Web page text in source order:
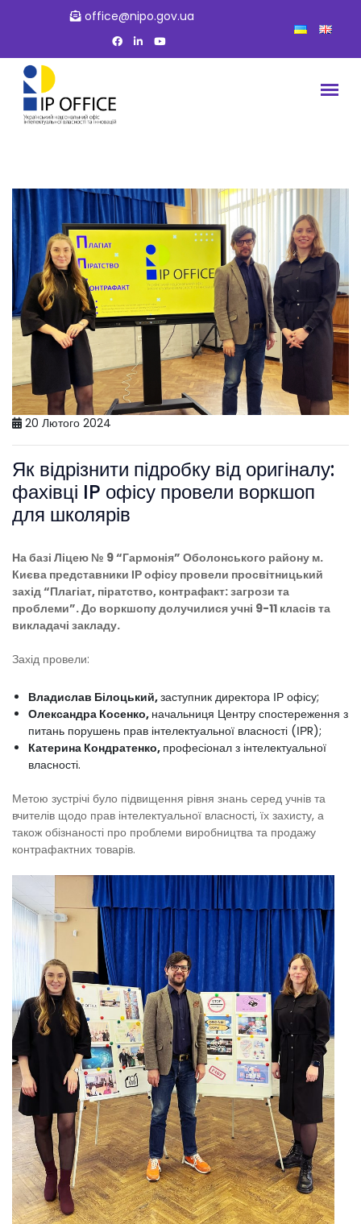
office@nipo.gov.ua
20 Лютого 2024
Як відрізнити підробку від оригіналу:
фахівці IP офісу провели воркшоп
для школярів
На базі Ліцею № 9 “Гармонія” Оболонського району м.
Києва представники ІР офісу провели просвітницький
захід “Плагіат, піратство, контрафакт: загрози та
проблеми”. До воркшопу долучилися учні 9-11 класів та
викладачі закладу.
Захід провели:
Владислав Білоцький,заступник директора ІР офісу;
Олександра Косенко, начальниця Центру спостереження з
питань порушень прав інтелектуальної власності (ІРR);
Катерина Кондратенко, професіонал з інтелектуальної
власності.
Метою зустрічі було підвищення рівня знань серед учнів та
вчителів щодо прав інтелектуальної власності, їх захисту, а
також обізнаності про проблеми виробництва та продажу
контрафактних товарів.